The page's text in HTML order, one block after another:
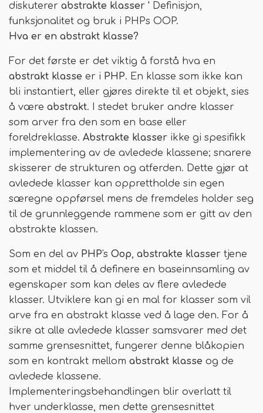
diskuterer abstrakte klasser ' Definisjon,
funksjonalitet og bruk i PHPs OOP.
Hva er en abstrakt klasse?
For det første er det viktig å forstå hva en
abstrakt klasse er i PHP. En klasse som ikke kan
bli instantiert, eller gjøres direkte til et objekt, sies
å være abstrakt. I stedet bruker andre klasser
som arver fra den som en base eller
foreldreklasse. Abstrakte klasser ikke gi spesifikk
implementering av de avledede klassene; snarere
skisserer de strukturen og atferden. Dette gjør at
avledede klasser kan opprettholde sin egen
særegne oppførsel mens de fremdeles holder seg
til de grunnleggende rammene som er gitt av den
abstrakte klassen.
Som en del av PHP's Oop, abstrakte klasser tjene
som et middel til å definere en baseinnsamling av
egenskaper som kan deles av flere avledede
klasser. Utviklere kan gi en mal for klasser som vil
arve fra en abstrakt klasse ved å lage den. For å
sikre at alle avledede klasser samsvarer med det
samme grensesnittet, fungerer denne blåkopien
som en kontrakt mellom abstrakt klasse og de
avledede klassene.
Implementeringsbehandlingen blir overlatt til
hver underklasse, men dette grensesnittet